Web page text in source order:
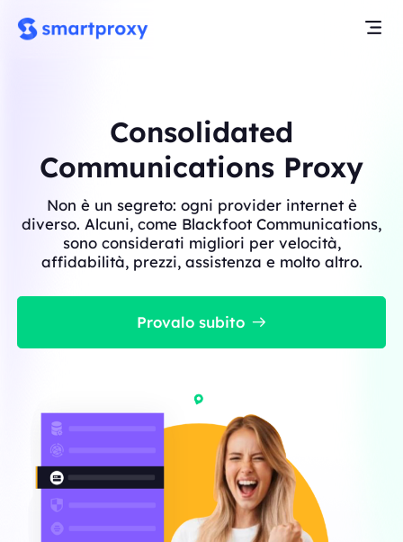
Consolidated
Communications Proxy
Non è un segreto: ogni provider internet è
diverso. Alcuni, come Blackfoot Communications,
sono considerati migliori per velocità,
affidabilità, prezzi, assistenza e molto altro.
Provalo subito